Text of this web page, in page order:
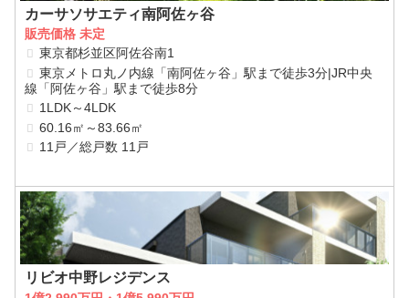
カーサソサエティ南阿佐ヶ谷
販売価格 未定
東京都杉並区阿佐谷南1
東京メトロ丸ノ内線「南阿佐ヶ谷」駅まで徒歩3分|JR中央
線「阿佐ヶ谷」駅まで徒歩8分
1LDK～4LDK
60.16㎡～83.66㎡
11戸／総戸数 11戸
リビオ中野レジデンス